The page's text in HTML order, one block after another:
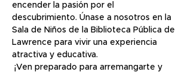
encender la pasión por el
descubrimiento. Únase a nosotros en la
Sala de Niños de la Biblioteca Pública de
Lawrence para vivir una experiencia
atractiva y educativa.